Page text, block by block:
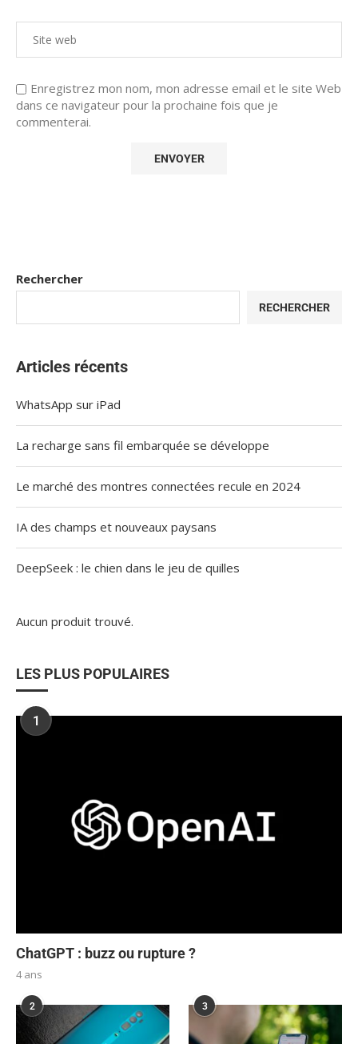
Enregistrez mon nom, mon adresse email et le site Web
dans ce navigateur pour la prochaine fois que je
commenterai.
Rechercher
RECHERCHER
Articles récents
WhatsApp sur iPad
La recharge sans fil embarquée se développe
Le marché des montres connectées recule en 2024
IA des champs et nouveaux paysans
DeepSeek : le chien dans le jeu de quilles
Aucun produit trouvé.
LES PLUS POPULAIRES
1
ChatGPT : buzz ou rupture ?
4 ans
2 3